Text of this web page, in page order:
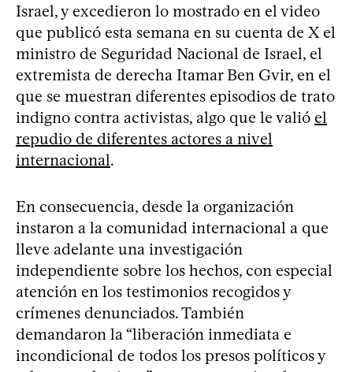
Israel, y excedieron lo mostrado en el video
que publicó esta semana en su cuenta de X el
ministro de Seguridad Nacional de Israel, el
extremista de derecha Itamar Ben Gvir, en el
que se muestran diferentes episodios de trato
indigno contra activistas, algo que le valió el
repudio de diferentes actores a nivel
internacional.
En consecuencia, desde la organización
instaron a la comunidad internacional a que
lleve adelante una investigación
independiente sobre los hechos, con especial
atención en los testimonios recogidos y
crímenes denunciados. También
demandaron la “liberación inmediata e
incondicional de todos los presos políticos y